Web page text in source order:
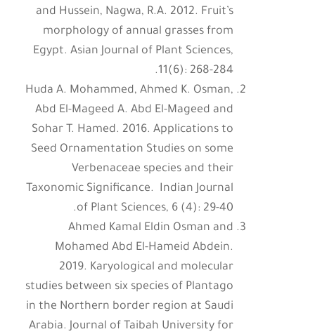
and Hussein, Nagwa, R.A. 2012. Fruit’s
morphology of annual grasses from
Egypt. Asian Journal of Plant Sciences,
11(6): 268-284.
Huda A. Mohammed, Ahmed K. Osman,
Abd El-Mageed A. Abd El-Mageed and
Sohar T. Hamed. 2016. Applications to
Seed Ornamentation Studies on some
Verbenaceae species and their
Taxonomic Significance. Indian Journal
of Plant Sciences, 6 (4): 29-40.
Ahmed Kamal Eldin Osman and
Mohamed Abd El-Hameid Abdein.
2019. Karyological and molecular
studies between six species of Plantago
in the Northern border region at Saudi
Arabia. Journal of Taibah University for